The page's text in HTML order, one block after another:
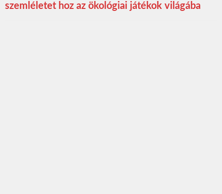
szemléletet hoz az ökológiai játékok világába